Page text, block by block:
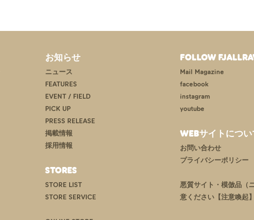
お知らせ
ニュース
FEATURES
EVENT / FIELD
PICK UP
PRESS RELEASE
掲載情報
採用情報
STORES
STORE LIST
STORE SERVICE
FOLLOW
Mail Magazine
facebook
instagram
youtube
WEBサイトについ
お問い合わせ
プライバシーポリシー
悪質サイト・模倣品（
意ください【注意喚起】